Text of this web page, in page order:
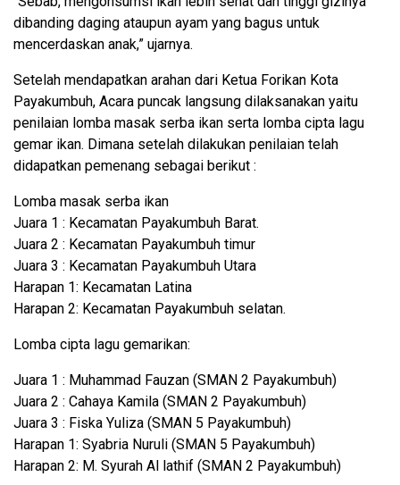
dibanding daging ataupun ayam yang bagus untuk
mencerdaskan anak,” ujarnya.
Setelah mendapatkan arahan dari Ketua Forikan Kota
Payakumbuh, Acara puncak langsung dilaksanakan yaitu
penilaian lomba masak serba ikan serta lomba cipta lagu
gemar ikan. Dimana setelah dilakukan penilaian telah
didapatkan pemenang sebagai berikut :
Lomba masak serba ikan
Juara 1 : Kecamatan Payakumbuh Barat.
Juara 2 : Kecamatan Payakumbuh timur
Juara 3 : Kecamatan Payakumbuh Utara
Harapan 1: Kecamatan Latina
Harapan 2: Kecamatan Payakumbuh selatan.
Lomba cipta lagu gemarikan:
Juara 1 : Muhammad Fauzan (SMAN 2 Payakumbuh)
Juara 2 : Cahaya Kamila (SMAN 2 Payakumbuh)
Juara 3 : Fiska Yuliza (SMAN 5 Payakumbuh)
Harapan 1: Syabria Nuruli (SMAN 5 Payakumbuh)
Harapan 2: M. Syurah Al lathif (SMAN 2 Payakumbuh)